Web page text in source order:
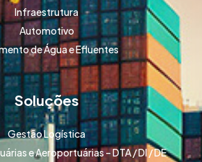
Infraestrutura
Automotivo
de Água e Efluentes
Soluções
Gestão Logística
e Aeroportuárias – DTA / DI / DE